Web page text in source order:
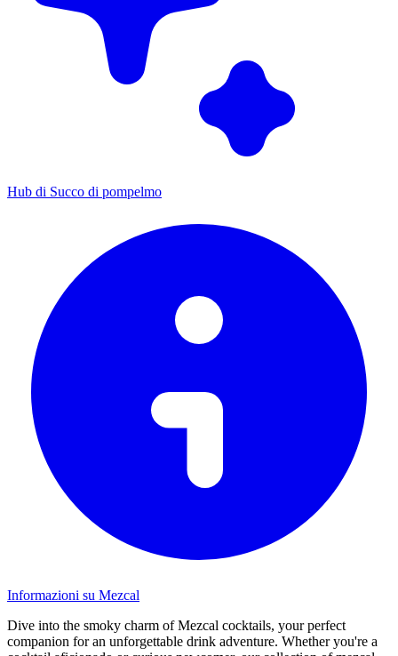
Hub di Succo di pompelmo
Informazioni su Mezcal
Dive into the smoky charm of Mezcal cocktails, your perfect
companion for an unforgettable drink adventure. Whether you're a